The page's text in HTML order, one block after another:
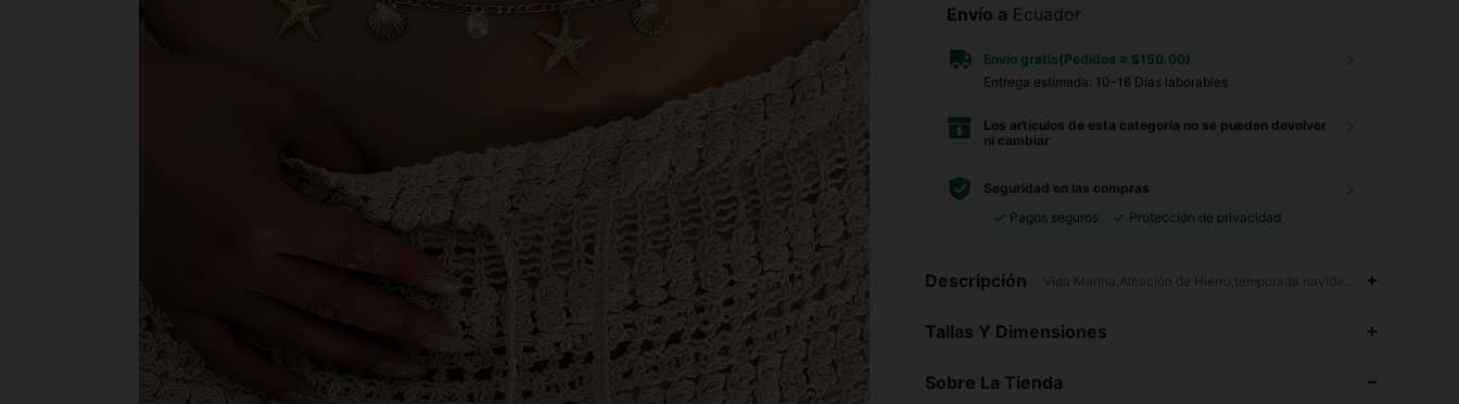
Envío a Ecuador
Envío gratis(Pedidos ≥ $150.00)
Entrega estimada: 10-18 Días laborables
Los artículos de esta categoría no se pueden devolver
ni cambiar
Seguridad en las compras
Pagos seguros
Protección de privacidad
Descripción Vida Marina,Aleación de Hierro,temporada navideña,Diario
Tallas Y Dimensiones
Sobre La Tienda
4.85